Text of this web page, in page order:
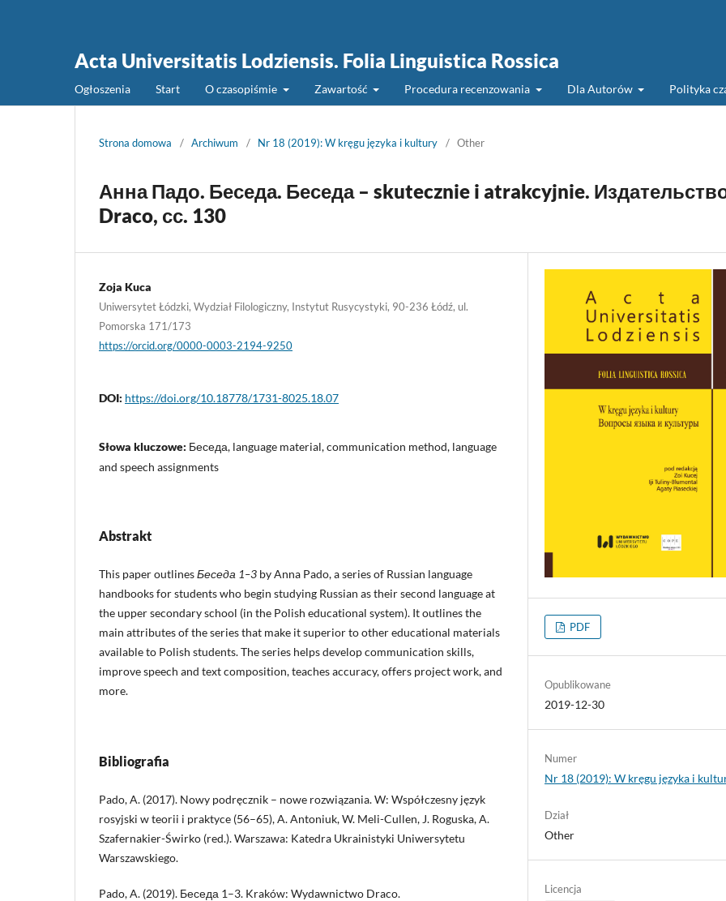
Acta Universitatis Lodziensis. Folia Linguistica Rossica
Ogłoszenia Start O czasopiśmie Zawartość Procedura recenzowania Dla Autorów Polityka
Strona domowa / Archiwum / Nr 18 (2019): W kręgu języka i kultury / Other
Анна Падо. Беседа. Беседа – skutecznie i atrakcyjnie.
Draco, сс. 130
Zoja Kuca
Uniwersytet Łódzki, Wydział Filologiczny, Instytut Rusycystyki, 90-236 Łódź, ul.
Pomorska 171/173
https://orcid.org/0000-0003-2194-9250
DOI: https://doi.org/10.18778/1731-8025.18.07
Słowa kluczowe: Беседа, language material, communication method, language
and speech assignments
Abstrakt
This paper outlinesБеседа 1–3 by Anna Pado, a series of Russian language
handbooks for students who begin studying Russian as their second language at
the upper secondary school (in the Polish educational system). It outlines the
main attributes of the series that make it superior to other educational materials
available to Polish students. The series helps develop communication skills,
improve speech and text composition, teaches accuracy, offers project work, and
more.
Bibliografia
Pado, A. (2017). Nowy podręcznik – nowe rozwiązania. W: Współczesny język
rosyjski w teorii i praktyce (56–65), A. Antoniuk, W. Meli-Cullen, J. Roguska, A.
Szafernakier-Świrko (red.). Warszawa: Katedra Ukrainistyki Uniwersytetu
Warszawskiego.
Pado, A. (2019). Беседа 1–3. Kraków: Wydawnictwo Draco.
PDF
Opublikowane
2019-12-30
Numer
Nr 18 (2019): W kręgu języka i
Dział
Other
Licencja